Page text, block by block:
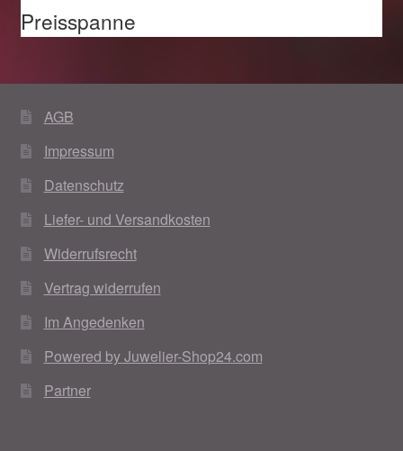
Preisspanne
AGB
Impressum
Datenschutz
Liefer- und Versandkosten
Widerrufsrecht
Vertrag widerrufen
Im Angedenken
Powered by Juwelier-Shop24.com
Partner